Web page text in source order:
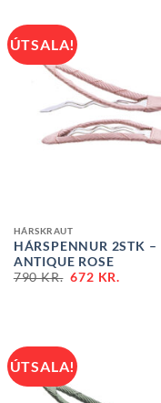
ÚTSALA!
HÁRSKRAUT
HÁRSPENNUR 2STK –
ANTIQUE ROSE
790KR. 672 KR.
ÚTSALA!